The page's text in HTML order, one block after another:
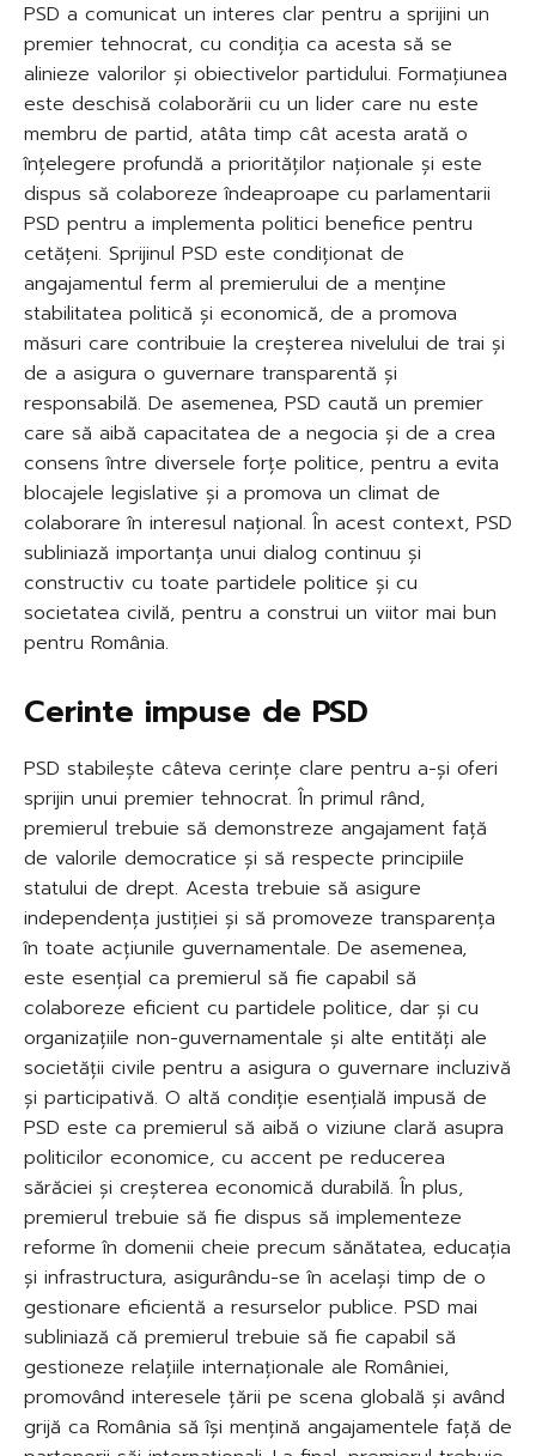
PSD a comunicat un interes clar pentru a sprijini un
premier tehnocrat, cu condiția ca acesta să se
alinieze valorilor și obiectivelor partidului. Formațiunea
este deschisă colaborării cu un lider care nu este
membru de partid, atâta timp cât acesta arată o
înțelegere profundă a priorităților naționale și este
dispus să colaboreze îndeaproape cu parlamentarii
PSD pentru a implementa politici benefice pentru
cetățeni. Sprijinul PSD este condiționat de
angajamentul ferm al premierului de a menține
stabilitatea politică și economică, de a promova
măsuri care contribuie la creșterea nivelului de trai și
de a asigura o guvernare transparentă și
responsabilă. De asemenea, PSD caută un premier
care să aibă capacitatea de a negocia și de a crea
consens între diversele forțe politice, pentru a evita
blocajele legislative și a promova un climat de
colaborare în interesul național. În acest context, PSD
subliniază importanța unui dialog continuu și
constructiv cu toate partidele politice și cu
societatea civilă, pentru a construi un viitor mai bun
pentru România.
Cerinte impuse de PSD
PSD stabilește câteva cerințe clare pentru a-și oferi
sprijin unui premier tehnocrat. În primul rând,
premierul trebuie să demonstreze angajament față
de valorile democratice și să respecte principiile
statului de drept. Acesta trebuie să asigure
independența justiției și să promoveze transparența
în toate acțiunile guvernamentale. De asemenea,
este esențial ca premierul să fie capabil să
colaboreze eficient cu partidele politice, dar și cu
organizațiile non-guvernamentale și alte entități ale
societății civile pentru a asigura o guvernare incluzivă
și participativă. O altă condiție esențială impusă de
PSD este ca premierul să aibă o viziune clară asupra
politicilor economice, cu accent pe reducerea
sărăciei și creșterea economică durabilă. În plus,
premierul trebuie să fie dispus să implementeze
reforme în domenii cheie precum sănătatea, educația
și infrastructura, asigurându-se în același timp de o
gestionare eficientă a resurselor publice. PSD mai
subliniază că premierul trebuie să fie capabil să
gestioneze relațiile internaționale ale României,
promovând interesele țării pe scena globală și având
grijă ca România să își mențină angajamentele față de